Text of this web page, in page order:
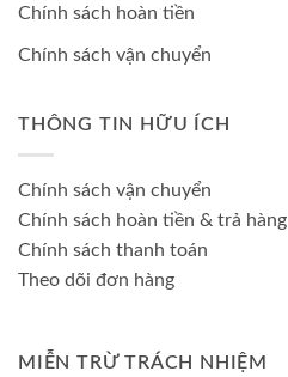
Chính sách hoàn tiền
Chính sách vận chuyển
THÔNG TIN HỮU ÍCH
Chính sách vận chuyển
Chính sách hoàn tiền & trả hàng
Chính sách thanh toán
Theo dõi đơn hàng
MIỄN TRỪ TRÁCH NHIỆM